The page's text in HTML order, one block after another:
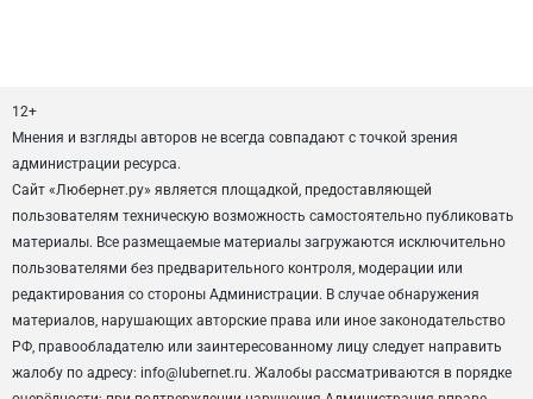
12+
Мнения и взгляды авторов не всегда совпадают с точкой зрения
администрации ресурса.
Сайт «Любернет.ру» является площадкой, предоставляющей
пользователям техническую возможность самостоятельно публиковать
материалы. Все размещаемые материалы загружаются исключительно
пользователями без предварительного контроля, модерации или
редактирования со стороны Администрации. В случае обнаружения
материалов, нарушающих авторские права или иное законодательство
РФ, правообладателю или заинтересованному лицу следует направить
жалобу по адресу: info@lubernet.ru. Жалобы рассматриваются в порядке